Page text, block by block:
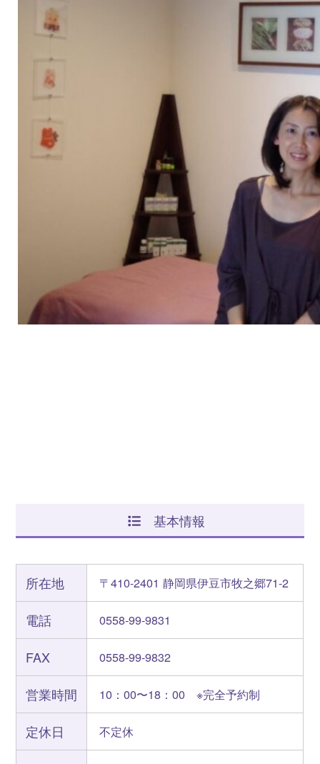
基本情報
所在地 〒410-2401 静岡県伊豆市牧之郷71-2
電話 0558-99-9831
FAX 0558-99-9832
営業時間 10：00〜18：00 ※完全予約制
定休日 不定休